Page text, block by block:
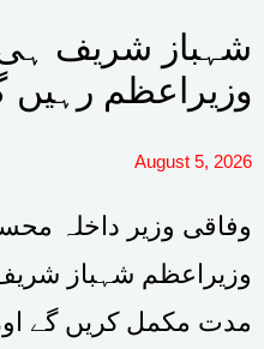
شہباز شریف ہی
وزیراعظم
August 5, 2026
وفاقی وزیر داخلہ
وزیراعظم شہباز شریف
مدت مکمل کریں گے